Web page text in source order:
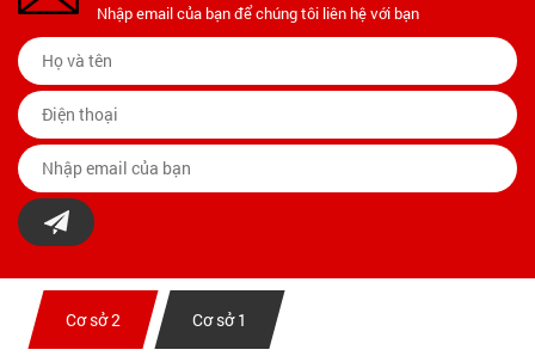
Nhập email của bạn để chúng tôi liên hệ với bạn
Cơ sở 2 Cơ sở 1